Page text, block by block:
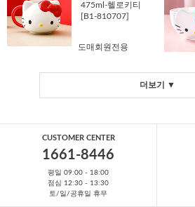
475ml-헬로키티
[B1-810707]
도매회원전용
더보기 ▼
CUSTOMER CENTER
1661-8446
평일 09:00 - 18:00
점심 12:30 - 13:30
토/일/공휴일 휴무